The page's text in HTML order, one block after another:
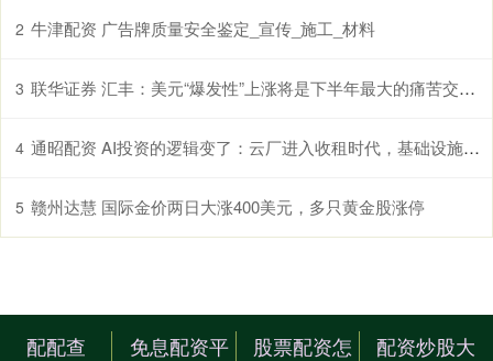
2 牛津配资 广告牌质量安全鉴定_宣传_施工_材料
3 联华证券 汇丰：美元“爆发性”上涨将是下半年最大的痛苦交易之一
4 通昭配资 AI投资的逻辑变了：云厂进入收租时代，基础设施产业链承压
5 赣州达慧 国际金价两日大涨400美元，多只黄金股涨停
配配查
免息配资平
股票配资怎
配资炒股大